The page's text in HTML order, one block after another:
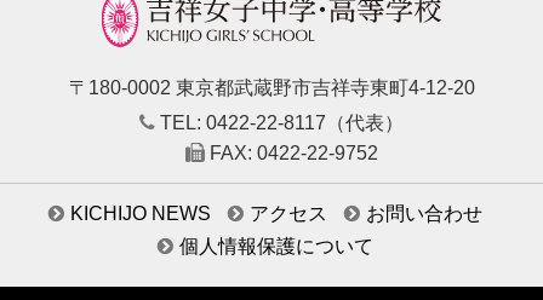
〒180-0002 東京都武蔵野市吉祥寺東町4-12-20
TEL: 0422-22-8117（代表）
FAX: 0422-22-9752
KICHIJO NEWS アクセス
お問い合わせ
個人情報保護について